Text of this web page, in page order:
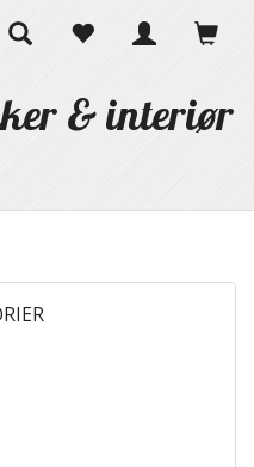
& interiør